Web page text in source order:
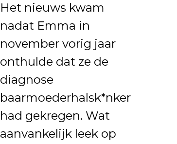
Het nieuws kwam
nadat Emma in
november vorig jaar
onthulde dat ze de
diagnose
baarmoederhalsk*nker
had gekregen. Wat
aanvankelijk leek op